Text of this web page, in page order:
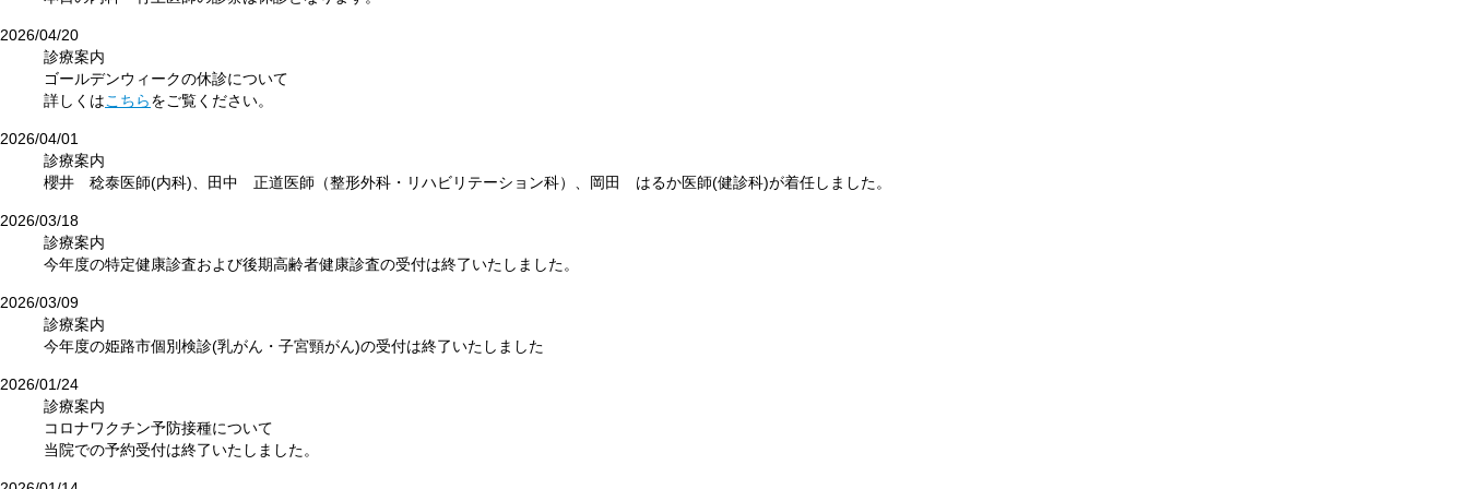
2026/04/20
診療案内
ゴールデンウィークの休診について
詳しくはこちらをご覧ください。
2026/04/01
診療案内
櫻井 稔泰医師(内科)、田中 正道医師（整形外科・リハビリテーション科）、岡田 はるか医師(健診科)が着任しました。
2026/03/18
診療案内
今年度の特定健康診査および後期高齢者健康診査の受付は終了いたしました。
2026/03/09
診療案内
今年度の姫路市個別検診(乳がん・子宮頸がん)の受付は終了いたしました
2026/01/24
診療案内
コロナワクチン予防接種について
当院での予約受付は終了いたしました。